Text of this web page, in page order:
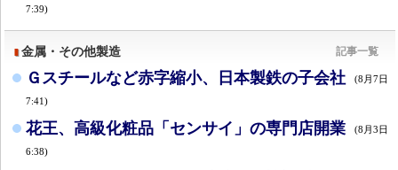
7:39)
金属・その他製造 記事一覧
Ｇスチールなど赤字縮小、日本製鉄の子会社 (8月7日
7:41)
花王、高級化粧品「センサイ」の専門店開業 (8月3日
6:38)